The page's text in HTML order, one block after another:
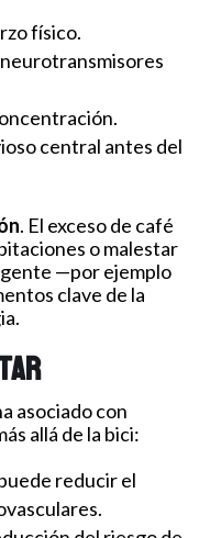
físico.
central antes del
. El exceso de café
o malestar
—por ejemplo
clave de la
asociado con
allá de la bici:
reducir el